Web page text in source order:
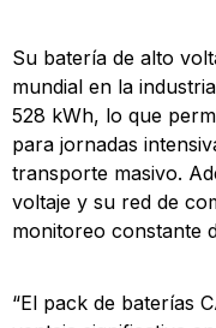
Su batería de alto
mundial en la
528 kWh, lo que
para jornadas
transporte masivo.
voltaje y su red de
monitoreo constante
“El pack de baterías